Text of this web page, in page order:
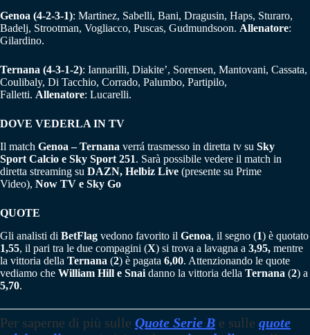
Genoa (4-2-3-1): Martinez, Sabelli, Bani, Dragusin, Haps, Sturaro,
Badelj, Strootman, Vogliacco, Puscas, Gudmundsoon. Allenatore:
Gilardino.
Ternana (4-3-1-2): Iannarilli, Diakite’, Sorensen, Mantovani, Cassata,
Coulibaly, Di Tacchio, Corrado, Palumbo, Partipilo,
Falletti. Allenatore: Lucarelli.
DOVE VEDERLA IN TV
Il match Genoa – Ternana verrá trasmesso in diretta tv su Sky
Sport Calcio e Sky Sport 251. Sarà possibile vedere il match in
diretta streaming su DAZN, Helbiz Live (presente su Prime
Video), Now TV e Sky Go
QUOTE
Gli analisti di BetFlag vedono favorito il Genoa, il segno (1) è quotato
1,55, il pari tra le due compagini (X) si trova a lavagna a 3,95, mentre
la vittoria della Ternana (2) è pagata 6,00. Attenzionando le quote
vediamo che William Hill e Snai danno la vittoria della Ternana (2) a
5,70.
Per saperne di più sulle Quote Serie B e sulle quote